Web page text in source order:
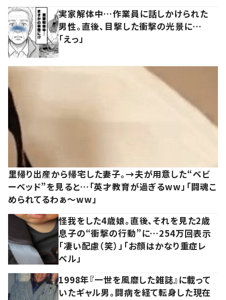
実家解体中…作業員に話しかけられた
男性。直後、目撃した衝撃の光景に…
「えっ」
里帰り出産から帰宅した妻子。→夫が用意した“ベビ
ーベッド”を見ると…「英才教育が過ぎるww」「闘魂こ
められてるわぁ～ww」
怪我をした4歳娘。直後、それを見た2歳
息子の“衝撃の行動”に…254万回表示
「凄い配慮（笑）」「お顔はかなり重症レ
ベル」
1998年『一世を風靡した雑誌』に載って
いたギャル男。闘病を経て転身した現在